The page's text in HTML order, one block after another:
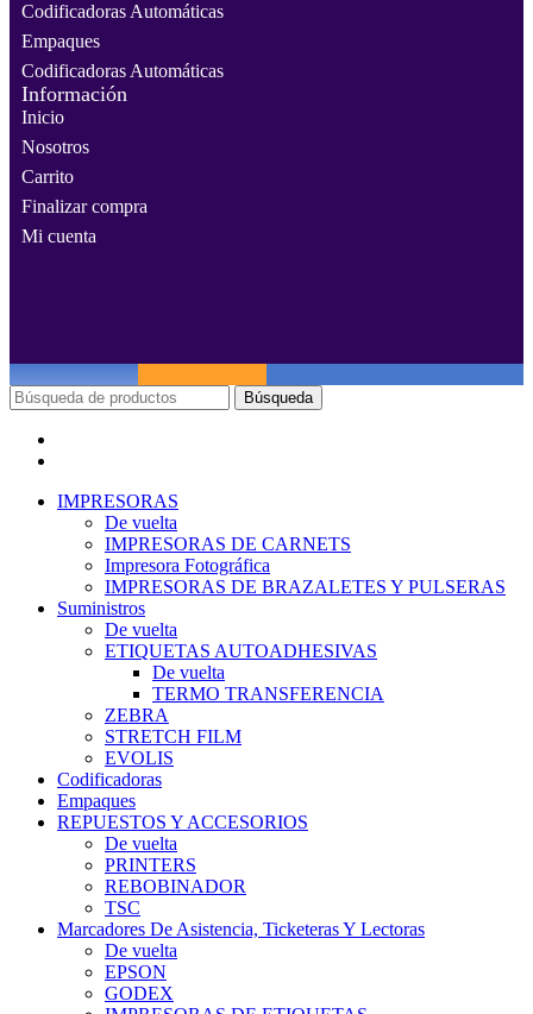
Codificadoras Automáticas
Empaques
Codificadoras Automáticas
Información
Inicio
Nosotros
Carrito
Finalizar compra
Mi cuenta
Búsqueda
IMPRESORAS
De vuelta
IMPRESORAS DE CARNETS
Impresora Fotográfica
IMPRESORAS DE BRAZALETES Y PULSERAS
Suministros
De vuelta
ETIQUETAS AUTOADHESIVAS
De vuelta
TERMO TRANSFERENCIA
ZEBRA
STRETCH FILM
EVOLIS
Codificadoras
Empaques
REPUESTOS Y ACCESORIOS
De vuelta
PRINTERS
REBOBINADOR
TSC
Marcadores De Asistencia, Ticketeras Y Lectoras
De vuelta
EPSON
GODEX